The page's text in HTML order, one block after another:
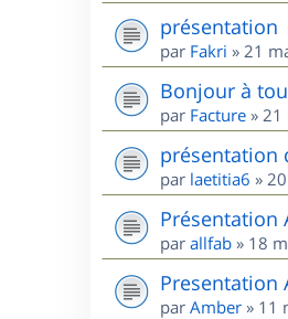
présentation
par Fakri » 21
Bonjour à
par Facture » 21
présentation
par laetitia6 »
Présentation
par allfab » 18
Presentation
par Amber » 11